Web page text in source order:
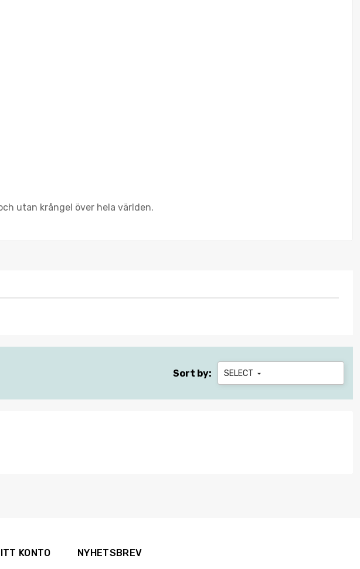
utan krångel över hela världen.
Sort by: SELECT 
KONTO NYHETSBREV